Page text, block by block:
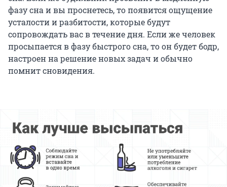
фазу сна и вы проснетесь, то появится ощущение
усталости и разбитости, которые будут
сопровождать вас в течение дня. Если же человек
просыпается в фазу быстрого сна, то он будет бодр,
настроен на решение новых задач и обычно
помнит сновидения.